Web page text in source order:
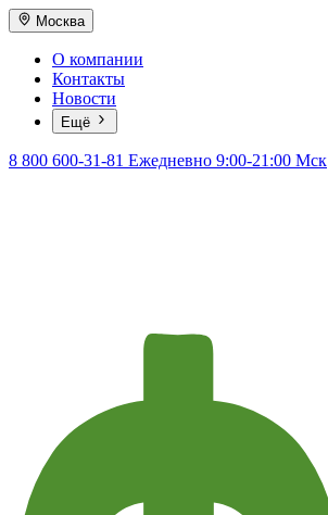
Москва
О компании
Контакты
Новости
Ещё
8 800 600-31-81 Ежедневно 9:00-21:00 Мск